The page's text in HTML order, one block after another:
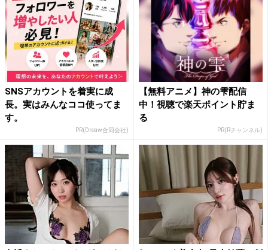
SNSアカウントを着実に成
長。実はみんなココ使ってま
す。
PR(Dreaw合同会社)
【無料アニメ】神の雫配信
中！視聴で楽天ポイント貯ま
る
PR(Rチャンネル)